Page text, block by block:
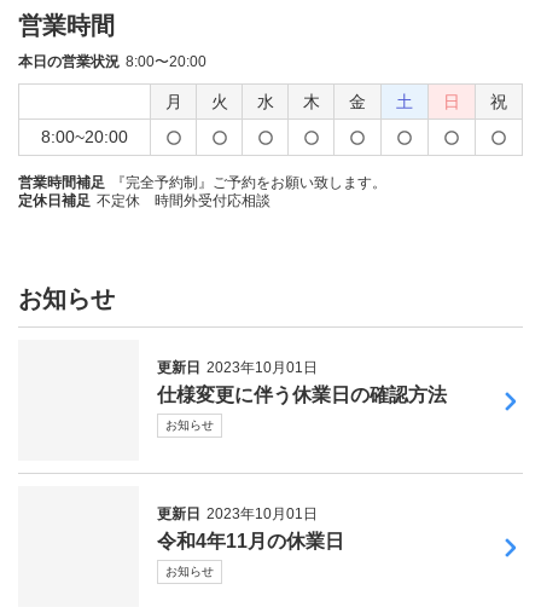
営業時間
本日の営業状況 8:00〜20:00
月 火 水 木 金 土 日
祝
8:00~20:00
営業時間補足
『完全予約制』ご予約をお願い致します。
定休日補足 不定休 時間外受付応相談
お知らせ
更新日 2023年10月01日
仕様変更に伴う休業日の確認方法
お知らせ
更新日 2023年10月01日
令和4年11月の休業日
お知らせ